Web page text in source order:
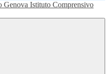
Istituto Comprensivo